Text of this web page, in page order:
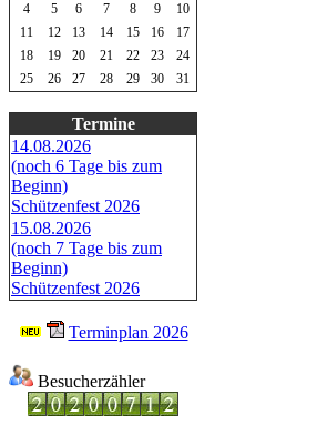
4
5 6 7 8 9
10
11
12 13 14 15 16
17
18
19 20 21 22 23
24
25
26 27 28 29 30 31
Termine
14.08.2026
(noch 6 Tage bis zum
Beginn)
Schützenfest 2026
15.08.2026
(noch 7 Tage bis zum
Beginn)
Schützenfest 2026
Terminplan 2026
Besucherzähler